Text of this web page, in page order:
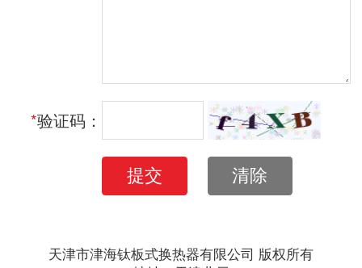
*验证码：
提交 清除
天津市津海钛板式换热器有限公司 版权所有